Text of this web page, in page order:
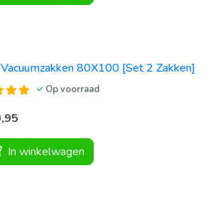
80X100 [Set 2 Zakken]
Op voorraad
In winkelwagen